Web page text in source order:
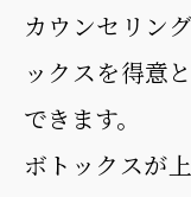
カウンセリン
ックスを得意
できます。
ボトックスが